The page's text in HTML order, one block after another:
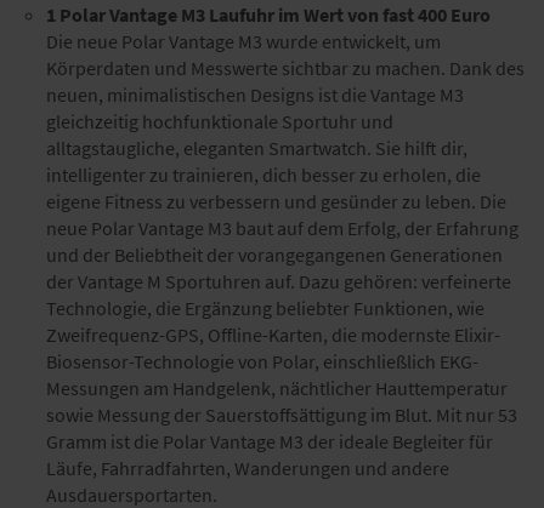
1 Polar Vantage M3 Laufuhr im Wert von fast 400 Euro
Die neue Polar Vantage M3 wurde entwickelt, um
Körperdaten und Messwerte sichtbar zu machen. Dank des
neuen, minimalistischen Designs ist die Vantage M3
gleichzeitig hochfunktionale Sportuhr und
alltagstaugliche, eleganten Smartwatch. Sie hilft dir,
intelligenter zu trainieren, dich besser zu erholen, die
eigene Fitness zu verbessern und gesünder zu leben. Die
neue Polar Vantage M3 baut auf dem Erfolg, der Erfahrung
und der Beliebtheit der vorangegangenen Generationen
der Vantage M Sportuhren auf. Dazu gehören: verfeinerte
Technologie, die Ergänzung beliebter Funktionen, wie
Zweifrequenz-GPS, Offline-Karten, die modernste Elixir-
Biosensor-Technologie von Polar, einschließlich EKG-
Messungen am Handgelenk, nächtlicher Hauttemperatur
sowie Messung der Sauerstoffsättigung im Blut. Mit nur 53
Gramm ist die Polar Vantage M3 der ideale Begleiter für
Läufe, Fahrradfahrten, Wanderungen und andere
Ausdauersportarten.